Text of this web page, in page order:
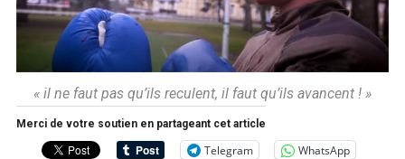
« il ne faut pas qu’ils reculent, il faut qu’ils avancent ! »
Merci de votre soutien en partageant cet article
Telegram
WhatsApp